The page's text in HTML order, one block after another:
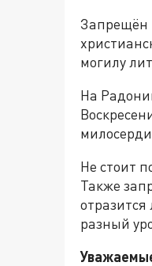
Запрещён
могилу
На
Не стоит
Также
разный